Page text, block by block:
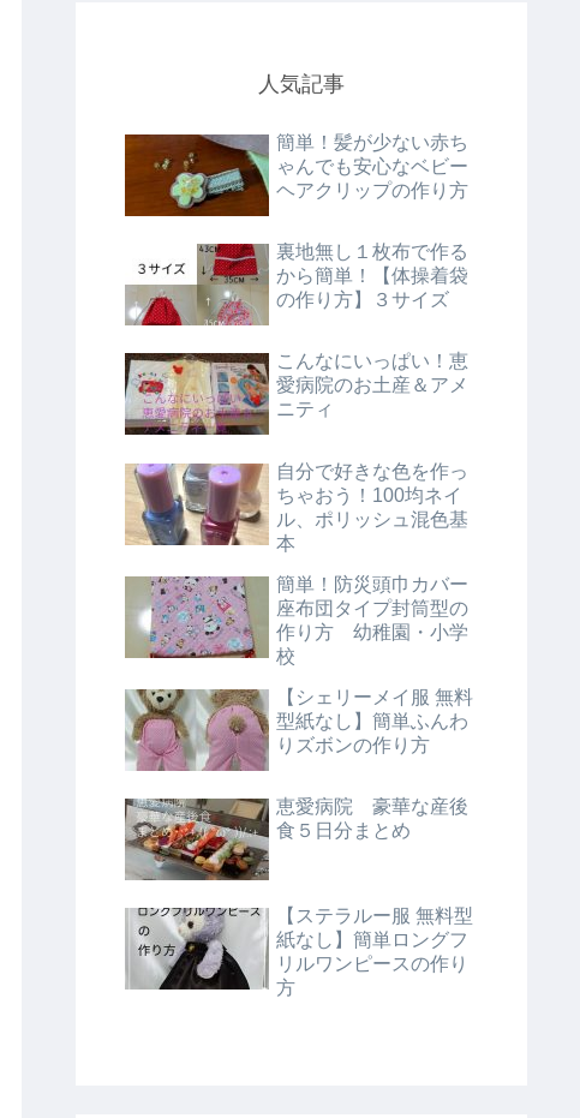
人気記事
簡単！髪が少ない赤ち
ゃんでも安心なベビー
ヘアクリップの作り方
裏地無し１枚布で作る
から簡単！【体操着袋
の作り方】３サイズ
こんなにいっぱい！恵
愛病院のお土産＆アメ
ニティ
自分で好きな色を作っ
ちゃおう！100均ネイ
ル、ポリッシュ混色基
本
簡単！防災頭巾カバー
座布団タイプ封筒型の
作り方 幼稚園・小学
校
【シェリーメイ服 無料
型紙なし】簡単ふんわ
りズボンの作り方
恵愛病院 豪華な産後
食５日分まとめ
【ステラルー服 無料型
紙なし】簡単ロングフ
リルワンピースの作り
方